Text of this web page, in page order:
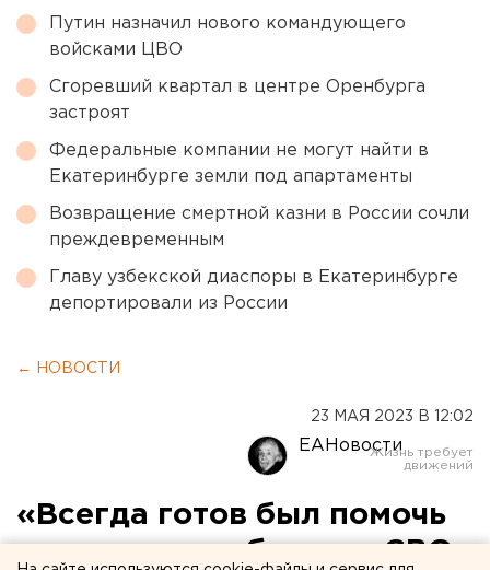
Путин назначил нового командующего
войсками ЦВО
Сгоревший квартал в центре Оренбурга
застроят
Федеральные компании не могут найти в
Екатеринбурге земли под апартаменты
Возвращение смертной казни в России сочли
преждевременным
Главу узбекской диаспоры в Екатеринбурге
депортировали из России
← НОВОСТИ
23 МАЯ 2023 В 12:02
ЕАНовости
«Всегда готов был помочь
другим»: погибшего в СВО